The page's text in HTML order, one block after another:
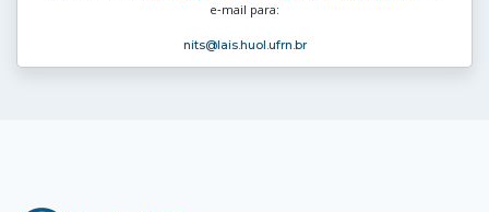
e‑mail para:
nits@lais.huol.ufrn.br